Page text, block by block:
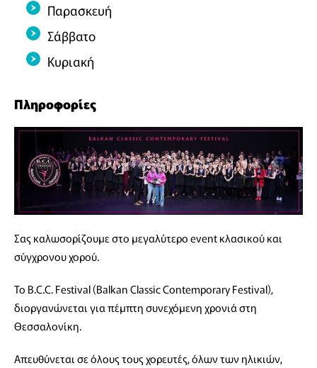
Παρασκευή
Σάββατο
Κυριακή
Πληροφορίες
Σας καλωσορίζουμε στο μεγαλύτερο event κλασικού και
σύγχρονου χορού.
To B.C.C. Festival (Balkan Classic Contemporary Festival),
διοργανώνεται για πέμπτη συνεχόμενη χρονιά στη
Θεσσαλονίκη.
Απευθύνεται σε όλους τους χορευτές, όλων των ηλικιών,